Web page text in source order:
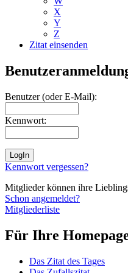
X
Y
Z
Zitat einsenden
Benutzer (oder E-Mail):
Kennwort:
Kennwort vergessen?
Mitglieder können ihre
Schon angemeldet?
Mitgliederliste
Für Ihre
Das Zitat des Tages